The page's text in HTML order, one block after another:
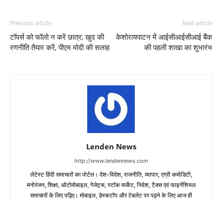
Previous article
टॉपर्स को फॉलो न करें छात्र; खुद की
रणनीति तैयार करें, पीएम मोदी की सलाह
Next article
केशोरायपाटन में आईसीआईसीआई बैंक
की पहली शाखा का शुभारंभ
Lenden News
http://www.lendennews.com
लेटेस्ट हिंदी समाचारों का पोर्टल। देश-विदेश, राजनीति, व्यापार, एग्री कमोडिटी,
मनोरंजन, शिक्षा, ऑटोमोबाइल, गेजेट्स, स्टॉक मार्केट, निवेश, टैक्स एवं फाइनेंशियल
समाचारों के लिए पढ़िए। मोबाइल, डेस्कटॉप और टेबलेट पर पढ़ने के लिए आज ही